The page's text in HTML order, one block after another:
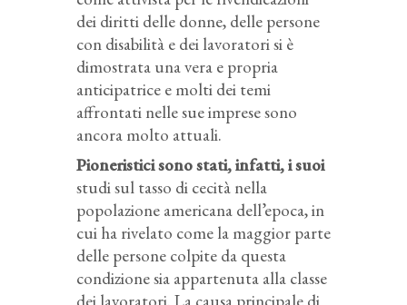
dei diritti delle donne, delle persone
con disabilità e dei lavoratori si è
dimostrata una vera e propria
anticipatrice e molti dei temi
affrontati nelle sue imprese sono
ancora molto attuali.
Pioneristici sono stati, infatti, i suoi
studi sul tasso di cecità nella
popolazione americana dell’epoca, in
cui ha rivelato come la maggior parte
delle persone colpite da questa
condizione sia appartenuta alla classe
dei lavoratori. La causa principale di